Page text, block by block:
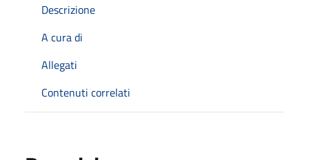
Descrizione
A cura di
Allegati
Contenuti correlati